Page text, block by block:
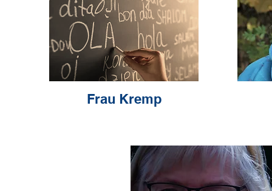
Frau Kremp